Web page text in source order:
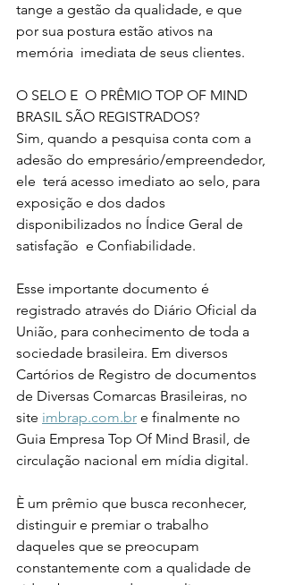
tange a gestão da qualidade, e que
por sua postura estão ativos na
memória  imediata de seus clientes.
O SELO E  O PRÊMIO TOP OF MIND
BRASIL SÃO REGISTRADOS?
Sim, quando a pesquisa conta com a
adesão do empresário/empreendedor,
ele  terá acesso imediato ao selo, para
exposição e dos dados
disponibilizados no Índice Geral de
satisfação  e Confiabilidade.
Esse importante documento é
registrado através do Diário Oficial da
União, para conhecimento de toda a
sociedade brasileira. Em diversos
Cartórios de Registro de documentos
de Diversas Comarcas Brasileiras, no
site imbrap.com.br e finalmente no
Guia Empresa Top Of Mind Brasil, de
circulação nacional em mídia digital.
È um prêmio que busca reconhecer,
distinguir e premiar o trabalho
daqueles que se preocupam
constantemente com a qualidade de